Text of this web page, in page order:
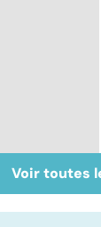
: à
Voir toutes